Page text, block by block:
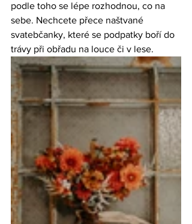
podle toho se lépe rozhodnou, co na
sebe. Nechcete přece naštvané
svatebčanky, které se podpatky boří do
trávy při obřadu na louce či v lese.